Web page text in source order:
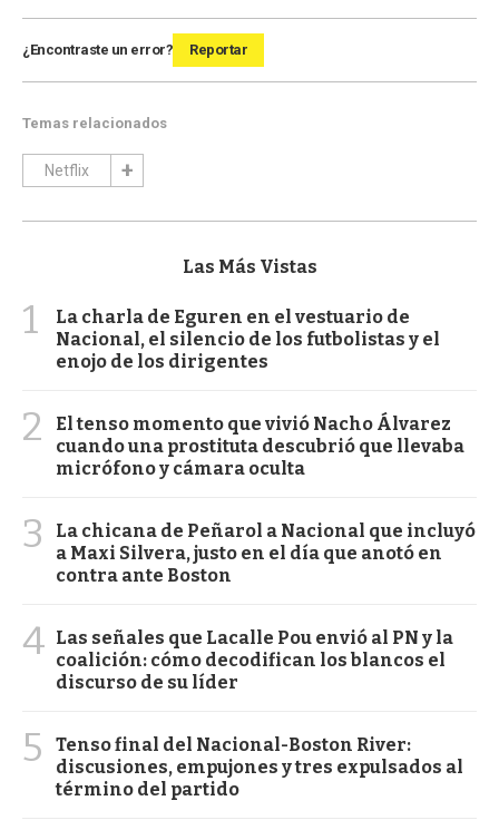
¿Encontraste un error? Reportar
Temas relacionados
Netflix
Las Más Vistas
1
La charla de Eguren en el vestuario de
Nacional, el silencio de los futbolistas y el
enojo de los dirigentes
2
El tenso momento que vivió Nacho Álvarez
cuando una prostituta descubrió que llevaba
micrófono y cámara oculta
3
La chicana de Peñarol a Nacional que incluyó
a Maxi Silvera, justo en el día que anotó en
contra ante Boston
4 Las señales que Lacalle Pou envió al PN y la
coalición: cómo decodifican los blancos el
discurso de su líder
5
Tenso final del Nacional-Boston River:
discusiones, empujones y tres expulsados al
término del partido